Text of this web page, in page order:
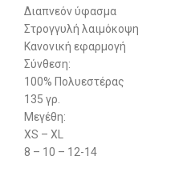
Διαπνεόν ύφασμα
Στρογγυλή λαιμόκοψη
Κανονική εφαρμογή
Σύνθεση:
100% Πολυεστέρας
135 γρ.
Μεγέθη:
XS – XL
8 – 10 – 12-14